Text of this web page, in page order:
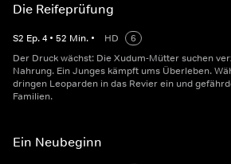
Die Reifeprüfung
S2 Ep.4 • 52 Min. • HD
6
Der Druck wächst: Die Xudum-Mütter suchen
Nahrung. Ein Junges kämpft ums Überleben.
dringen Leoparden in das Revier ein und
Familien.
Ein Neubeginn